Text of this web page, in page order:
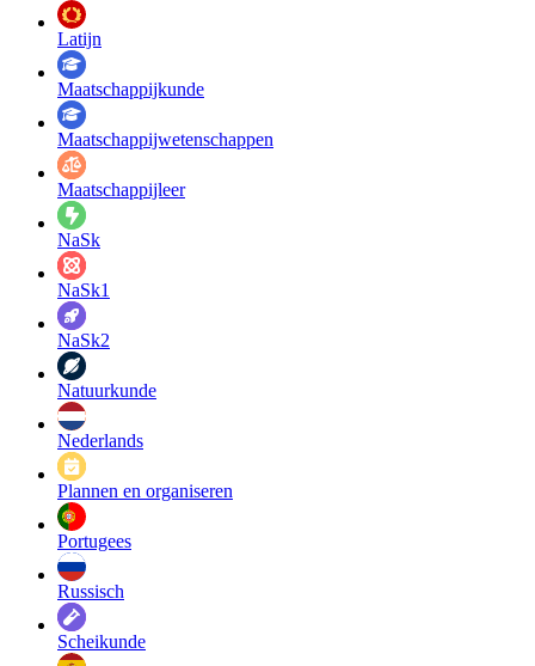
Latijn
Maatschappij­kunde
Maatschappij­wetenschappen
Maatschappijleer
NaSk
NaSk1
NaSk2
Natuurkunde
Nederlands
Plannen en organiseren
Portugees
Russisch
Scheikunde